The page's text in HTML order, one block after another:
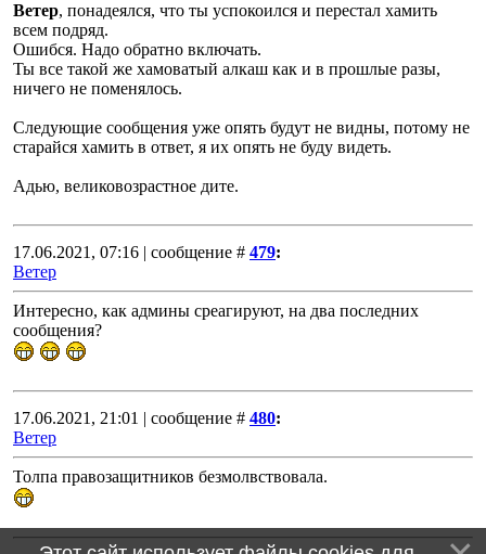
Ветер, понадеялся, что ты успокоился и перестал хамить
всем подряд.
Ошибся. Надо обратно включать.
Ты все такой же хамоватый алкаш как и в прошлые разы,
ничего не поменялось.
Следующие сообщения уже опять будут не видны, потому не
старайся хамить в ответ, я их опять не буду видеть.
Адью, великовозрастное дите.
17.06.2021, 07:16 | сообщение # 479:
Ветер
Интересно, как админы среагируют, на два последних
сообщения?
17.06.2021, 21:01 | сообщение # 480:
Ветер
Толпа правозащитников безмолвствовала.